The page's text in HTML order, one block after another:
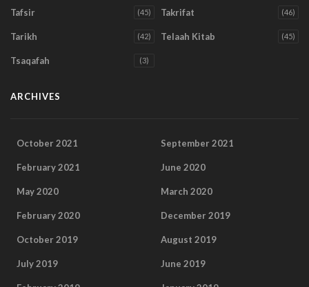
Tafsir (45) Takrifat (46)
Tarikh (42) Telaah Kitab (45)
Tsaqafah (3)
ARCHIVES
October 2021 September 2021
February 2021 June 2020
May 2020 March 2020
February 2020 December 2019
October 2019 August 2019
July 2019 June 2019